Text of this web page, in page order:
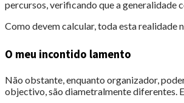
percursos, verificando que a generalidade
Como devem calcular, toda esta realidade
O meu incontido lamento
Não obstante, enquanto organizador,
objectivo, são diametralmente diferentes.